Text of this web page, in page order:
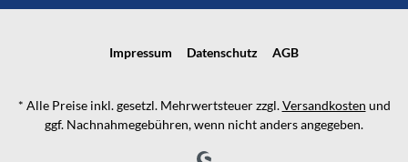
Impressum Datenschutz AGB
* Alle Preise inkl. gesetzl. Mehrwertsteuer zzgl.Versandkosten und
ggf. Nachnahmegebühren, wenn nicht anders angegeben.